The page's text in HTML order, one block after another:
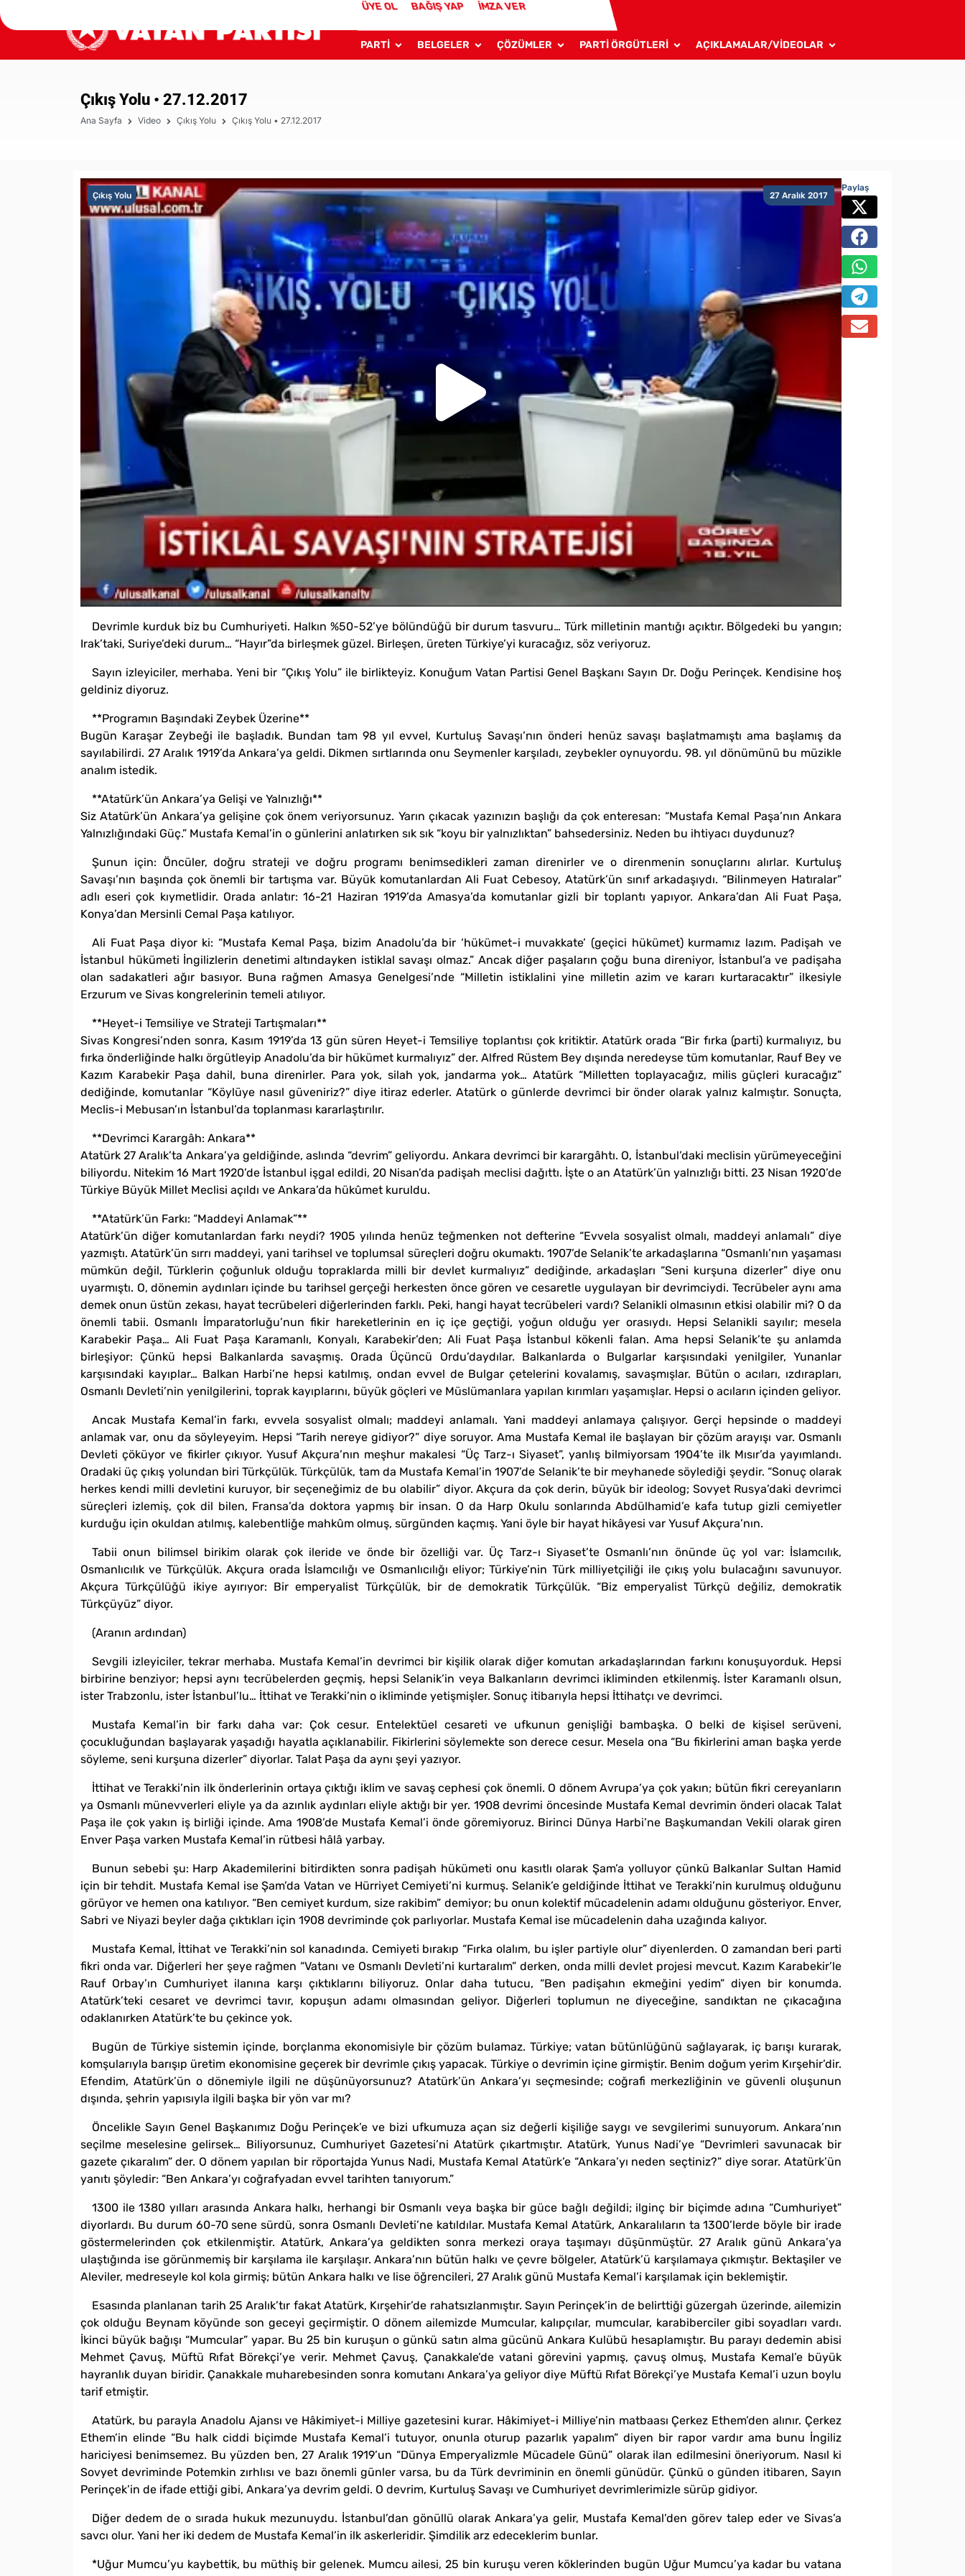
ÜYE OL BAĞIŞ YAP İMZA VER
PARTİ BELGELER ÇÖZÜMLER PARTİ ÖRGÜTLERİ AÇIKLAMALAR/VİDEOLAR
Çıkış Yolu • 27.12.2017
Ana Sayfa Video Çıkış Yolu Çıkış Yolu • 27.12.2017
27 Aralık 2017
Çıkış Yolu
Devrimle kurduk biz bu Cumhuriyeti. Halkın %50-52’ye bölündüğü bir durum tasvuru… Türk milletinin mantığı açıktır. Bölgedeki bu yangın;
Irak’taki, Suriye’deki durum… “Hayır”da birleşmek güzel. Birleşen, üreten Türkiye’yi kuracağız, söz veriyoruz.
Sayın izleyiciler, merhaba. Yeni bir “Çıkış Yolu” ile birlikteyiz. Konuğum Vatan Partisi Genel Başkanı Sayın Dr. Doğu Perinçek. Kendisine hoş
geldiniz diyoruz.
**Programın Başındaki Zeybek Üzerine**
Bugün Karaşar Zeybeği ile başladık. Bundan tam 98 yıl evvel, Kurtuluş Savaşı’nın önderi henüz savaşı başlatmamıştı ama başlamış da
sayılabilirdi. 27 Aralık 1919’da Ankara’ya geldi. Dikmen sırtlarında onu Seymenler karşıladı, zeybekler oynuyordu. 98. yıl dönümünü bu müzikle
analım istedik.
**Atatürk’ün Ankara’ya Gelişi ve Yalnızlığı**
Siz Atatürk’ün Ankara’ya gelişine çok önem veriyorsunuz. Yarın çıkacak yazınızın başlığı da çok enteresan: “Mustafa Kemal Paşa’nın Ankara
Yalnızlığındaki Güç.” Mustafa Kemal’in o günlerini anlatırken sık sık “koyu bir yalnızlıktan” bahsedersiniz. Neden bu ihtiyacı duydunuz?
Şunun için: Öncüler, doğru strateji ve doğru programı benimsedikleri zaman direnirler ve o direnmenin sonuçlarını alırlar. Kurtuluş
Savaşı’nın başında çok önemli bir tartışma var. Büyük komutanlardan Ali Fuat Cebesoy, Atatürk’ün sınıf arkadaşıydı. “Bilinmeyen Hatıralar”
adlı eseri çok kıymetlidir. Orada anlatır: 16-21 Haziran 1919’da Amasya’da komutanlar gizli bir toplantı yapıyor. Ankara’dan Ali Fuat Paşa,
Konya’dan Mersinli Cemal Paşa katılıyor.
Ali Fuat Paşa diyor ki: “Mustafa Kemal Paşa, bizim Anadolu’da bir ‘hükümet-i muvakkate’ (geçici hükümet) kurmamız lazım. Padişah ve
İstanbul hükümeti İngilizlerin denetimi altındayken istiklal savaşı olmaz.” Ancak diğer paşaların çoğu buna direniyor, İstanbul’a ve padişaha
olan sadakatleri ağır basıyor. Buna rağmen Amasya Genelgesi’nde “Milletin istiklalini yine milletin azim ve kararı kurtaracaktır” ilkesiyle
Erzurum ve Sivas kongrelerinin temeli atılıyor.
**Heyet-i Temsiliye ve Strateji Tartışmaları**
Sivas Kongresi’nden sonra, Kasım 1919’da 13 gün süren Heyet-i Temsiliye toplantısı çok kritiktir. Atatürk orada “Bir fırka (parti) kurmalıyız, bu
fırka önderliğinde halkı örgütleyip Anadolu’da bir hükümet kurmalıyız” der. Alfred Rüstem Bey dışında neredeyse tüm komutanlar, Rauf Bey ve
Kazım Karabekir Paşa dahil, buna direnirler. Para yok, silah yok, jandarma yok… Atatürk “Milletten toplayacağız, milis güçleri kuracağız”
dediğinde, komutanlar “Köylüye nasıl güveniriz?” diye itiraz ederler. Atatürk o günlerde devrimci bir önder olarak yalnız kalmıştır. Sonuçta,
Meclis-i Mebusan’ın İstanbul’da toplanması kararlaştırılır.
**Devrimci Karargâh: Ankara**
Atatürk 27 Aralık’ta Ankara’ya geldiğinde, aslında “devrim” geliyordu. Ankara devrimci bir karargâhtı. O, İstanbul’daki meclisin yürümeyeceğini
biliyordu. Nitekim 16 Mart 1920’de İstanbul işgal edildi, 20 Nisan’da padişah meclisi dağıttı. İşte o an Atatürk’ün yalnızlığı bitti. 23 Nisan 1920’de
Türkiye Büyük Millet Meclisi açıldı ve Ankara’da hükûmet kuruldu.
**Atatürk’ün Farkı: “Maddeyi Anlamak”**
Atatürk’ün diğer komutanlardan farkı neydi? 1905 yılında henüz teğmenken not defterine “Evvela sosyalist olmalı, maddeyi anlamalı” diye
yazmıştı. Atatürk’ün sırrı maddeyi, yani tarihsel ve toplumsal süreçleri doğru okumaktı. 1907’de Selanik’te arkadaşlarına “Osmanlı’nın yaşaması
mümkün değil, Türklerin çoğunluk olduğu topraklarda milli bir devlet kurmalıyız” dediğinde, arkadaşları “Seni kurşuna dizerler” diye onu
uyarmıştı. O, dönemin aydınları içinde bu tarihsel gerçeği herkesten önce gören ve cesaretle uygulayan bir devrimciydi. Tecrübeler aynı ama
demek onun üstün zekası, hayat tecrübeleri diğerlerinden farklı. Peki, hangi hayat tecrübeleri vardı? Selanikli olmasının etkisi olabilir mi? O da
önemli tabii. Osmanlı İmparatorluğu’nun fikir hareketlerinin en iç içe geçtiği, yoğun olduğu yer orasıydı. Hepsi Selanikli sayılır; mesela
Karabekir Paşa… Ali Fuat Paşa Karamanlı, Konyalı, Karabekir’den; Ali Fuat Paşa İstanbul kökenli falan. Ama hepsi Selanik’te şu anlamda
birleşiyor: Çünkü hepsi Balkanlarda savaşmış. Orada Üçüncü Ordu’daydılar. Balkanlarda o Bulgarlar karşısındaki yenilgiler, Yunanlar
karşısındaki kayıplar… Balkan Harbi’ne hepsi katılmış, ondan evvel de Bulgar çetelerini kovalamış, savaşmışlar. Bütün o acıları, ızdırapları,
Osmanlı Devleti’nin yenilgilerini, toprak kayıplarını, büyük göçleri ve Müslümanlara yapılan kırımları yaşamışlar. Hepsi o acıların içinden geliyor.
Ancak Mustafa Kemal’in farkı, evvela sosyalist olmalı; maddeyi anlamalı. Yani maddeyi anlamaya çalışıyor. Gerçi hepsinde o maddeyi
anlamak var, onu da söyleyeyim. Hepsi “Tarih nereye gidiyor?” diye soruyor. Ama Mustafa Kemal ile başlayan bir çözüm arayışı var. Osmanlı
Devleti çöküyor ve fikirler çıkıyor. Yusuf Akçura’nın meşhur makalesi “Üç Tarz-ı Siyaset”, yanlış bilmiyorsam 1904’te ilk Mısır’da yayımlandı.
Oradaki üç çıkış yolundan biri Türkçülük. Türkçülük, tam da Mustafa Kemal’in 1907’de Selanik’te bir meyhanede söylediği şeydir. “Sonuç olarak
herkes kendi milli devletini kuruyor, bir seçeneğimiz de bu olabilir” diyor. Akçura da çok derin, büyük bir ideolog; Sovyet Rusya’daki devrimci
süreçleri izlemiş, çok dil bilen, Fransa’da doktora yapmış bir insan. O da Harp Okulu sonlarında Abdülhamid’e kafa tutup gizli cemiyetler
kurduğu için okuldan atılmış, kalebentliğe mahkûm olmuş, sürgünden kaçmış. Yani öyle bir hayat hikâyesi var Yusuf Akçura’nın.
Tabii onun bilimsel birikim olarak çok ileride ve önde bir özelliği var. Üç Tarz-ı Siyaset’te Osmanlı’nın önünde üç yol var: İslamcılık,
Osmanlıcılık ve Türkçülük. Akçura orada İslamcılığı ve Osmanlıcılığı eliyor; Türkiye’nin Türk milliyetçiliği ile çıkış yolu bulacağını savunuyor.
Akçura Türkçülüğü ikiye ayırıyor: Bir emperyalist Türkçülük, bir de demokratik Türkçülük. “Biz emperyalist Türkçü değiliz, demokratik
Türkçüyüz” diyor.
(Aranın ardından)
Sevgili izleyiciler, tekrar merhaba. Mustafa Kemal’in devrimci bir kişilik olarak diğer komutan arkadaşlarından farkını konuşuyorduk. Hepsi
birbirine benziyor; hepsi aynı tecrübelerden geçmiş, hepsi Selanik’in veya Balkanların devrimci ikliminden etkilenmiş. İster Karamanlı olsun,
ister Trabzonlu, ister İstanbul’lu… İttihat ve Terakki’nin o ikliminde yetişmişler. Sonuç itibarıyla hepsi İttihatçı ve devrimci.
Mustafa Kemal’in bir farkı daha var: Çok cesur. Entelektüel cesareti ve ufkunun genişliği bambaşka. O belki de kişisel serüveni,
çocukluğundan başlayarak yaşadığı hayatla açıklanabilir. Fikirlerini söylemekte son derece cesur. Mesela ona “Bu fikirlerini aman başka yerde
söyleme, seni kurşuna dizerler” diyorlar. Talat Paşa da aynı şeyi yazıyor.
İttihat ve Terakki’nin ilk önderlerinin ortaya çıktığı iklim ve savaş cephesi çok önemli. O dönem Avrupa’ya çok yakın; bütün fikri cereyanların
ya Osmanlı münevverleri eliyle ya da azınlık aydınları eliyle aktığı bir yer. 1908 devrimi öncesinde Mustafa Kemal devrimin önderi olacak Talat
Paşa ile çok yakın iş birliği içinde. Ama 1908’de Mustafa Kemal’i önde göremiyoruz. Birinci Dünya Harbi’ne Başkumandan Vekili olarak giren
Enver Paşa varken Mustafa Kemal’in rütbesi hâlâ yarbay.
Bunun sebebi şu: Harp Akademilerini bitirdikten sonra padişah hükümeti onu kasıtlı olarak Şam’a yolluyor çünkü Balkanlar Sultan Hamid
için bir tehdit. Mustafa Kemal ise Şam’da Vatan ve Hürriyet Cemiyeti’ni kurmuş. Selanik’e geldiğinde İttihat ve Terakki’nin kurulmuş olduğunu
görüyor ve hemen ona katılıyor. “Ben cemiyet kurdum, size rakibim” demiyor; bu onun kolektif mücadelenin adamı olduğunu gösteriyor. Enver,
Sabri ve Niyazi beyler dağa çıktıkları için 1908 devriminde çok parlıyorlar. Mustafa Kemal ise mücadelenin daha uzağında kalıyor.
Mustafa Kemal, İttihat ve Terakki’nin sol kanadında. Cemiyeti bırakıp “Fırka olalım, bu işler partiyle olur” diyenlerden. O zamandan beri parti
fikri onda var. Diğerleri her şeye rağmen “Vatanı ve Osmanlı Devleti’ni kurtaralım” derken, onda milli devlet projesi mevcut. Kazım Karabekir’le
Rauf Orbay’ın Cumhuriyet ilanına karşı çıktıklarını biliyoruz. Onlar daha tutucu, “Ben padişahın ekmeğini yedim” diyen bir konumda.
Atatürk’teki cesaret ve devrimci tavır, kopuşun adamı olmasından geliyor. Diğerleri toplumun ne diyeceğine, sandıktan ne çıkacağına
odaklanırken Atatürk’te bu çekince yok.
Bugün de Türkiye sistemin içinde, borçlanma ekonomisiyle bir çözüm bulamaz. Türkiye; vatan bütünlüğünü sağlayarak, iç barışı kurarak,
komşularıyla barışıp üretim ekonomisine geçerek bir devrimle çıkış yapacak. Türkiye o devrimin içine girmiştir. Benim doğum yerim Kırşehir’dir.
Efendim, Atatürk’ün o dönemiyle ilgili ne düşünüyorsunuz? Atatürk’ün Ankara’yı seçmesinde; coğrafi merkezliğinin ve güvenli oluşunun
dışında, şehrin yapısıyla ilgili başka bir yön var mı?
Öncelikle Sayın Genel Başkanımız Doğu Perinçek’e ve bizi ufkumuza açan siz değerli kişiliğe saygı ve sevgilerimi sunuyorum. Ankara’nın
seçilme meselesine gelirsek… Biliyorsunuz, Cumhuriyet Gazetesi’ni Atatürk çıkartmıştır. Atatürk, Yunus Nadi’ye “Devrimleri savunacak bir
gazete çıkaralım” der. O dönem yapılan bir röportajda Yunus Nadi, Mustafa Kemal Atatürk’e “Ankara’yı neden seçtiniz?” diye sorar. Atatürk’ün
yanıtı şöyledir: “Ben Ankara’yı coğrafyadan evvel tarihten tanıyorum.”
1300 ile 1380 yılları arasında Ankara halkı, herhangi bir Osmanlı veya başka bir güce bağlı değildi; ilginç bir biçimde adına “Cumhuriyet”
diyorlardı. Bu durum 60-70 sene sürdü, sonra Osmanlı Devleti’ne katıldılar. Mustafa Kemal Atatürk, Ankaralıların ta 1300’lerde böyle bir irade
göstermelerinden çok etkilenmiştir. Atatürk, Ankara’ya geldikten sonra merkezi oraya taşımayı düşünmüştür. 27 Aralık günü Ankara’ya
ulaştığında ise görünmemiş bir karşılama ile karşılaşır. Ankara’nın bütün halkı ve çevre bölgeler, Atatürk’ü karşılamaya çıkmıştır. Bektaşiler ve
Aleviler, medreseyle kol kola girmiş; bütün Ankara halkı ve lise öğrencileri, 27 Aralık günü Mustafa Kemal’i karşılamak için beklemiştir.
Esasında planlanan tarih 25 Aralık’tır fakat Atatürk, Kırşehir’de rahatsızlanmıştır. Sayın Perinçek’in de belirttiği güzergah üzerinde, ailemizin
çok olduğu Beynam köyünde son geceyi geçirmiştir. O dönem ailemizde Mumcular, kalıpçılar, mumcular, karabiberciler gibi soyadları vardı.
İkinci büyük bağışı “Mumcular” yapar. Bu 25 bin kuruşun o günkü satın alma gücünü Ankara Kulübü hesaplamıştır. Bu parayı dedemin abisi
Mehmet Çavuş, Müftü Rıfat Börekçi’ye verir. Mehmet Çavuş, Çanakkale’de vatani görevini yapmış, çavuş olmuş, Mustafa Kemal’e büyük
hayranlık duyan biridir. Çanakkale muharebesinden sonra komutanı Ankara’ya geliyor diye Müftü Rıfat Börekçi’ye Mustafa Kemal’i uzun boylu
tarif etmiştir.
Atatürk, bu parayla Anadolu Ajansı ve Hâkimiyet-i Milliye gazetesini kurar. Hâkimiyet-i Milliye’nin matbaası Çerkez Ethem’den alınır. Çerkez
Ethem’in elinde “Bu halk ciddi biçimde Mustafa Kemal’i tutuyor, onunla oturup pazarlık yapalım” diyen bir rapor vardır ama bunu İngiliz
hariciyesi benimsemez. Bu yüzden ben, 27 Aralık 1919’un “Dünya Emperyalizmle Mücadele Günü” olarak ilan edilmesini öneriyorum. Nasıl ki
Sovyet devriminde Potemkin zırhlısı ve bazı önemli günler varsa, bu da Türk devriminin en önemli günüdür. Çünkü o günden itibaren, Sayın
Perinçek’in de ifade ettiği gibi, Ankara’ya devrim geldi. O devrim, Kurtuluş Savaşı ve Cumhuriyet devrimlerimizle sürüp gidiyor.
Diğer dedem de o sırada hukuk mezunuydu. İstanbul’dan gönüllü olarak Ankara’ya gelir, Mustafa Kemal’den görev talep eder ve Sivas’a
savcı olur. Yani her iki dedem de Mustafa Kemal’in ilk askerleridir. Şimdilik arz edeceklerim bunlar.
*Uğur Mumcu’yu kaybettik, bu müthiş bir gelenek. Mumcu ailesi, 25 bin kuruşu veren köklerinden bugün Uğur Mumcu’ya kadar bu vatana
Paylaş